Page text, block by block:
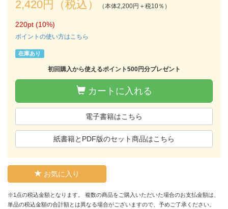
2,420円（税込） （本体2,200円＋税10％）
220pt (10%)
ポイントの使い方はこちら
在庫あり
初回購入から使えるポイント500円分プレゼント
カートに入れる
電子書籍はこちら
紙書籍とPDF版のセット商品はこちら
お気に入り
※1点の税込金額となります。 複数の商品をご購入いただいた場合のお支払金額は、
単品の税込金額の合計額とは異なる場合がございますので、予めご了承ください。